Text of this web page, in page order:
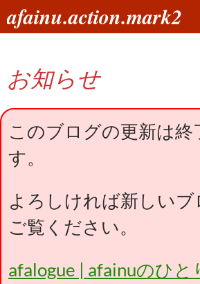
ン
へ
ス
キ
プ
afainu.action.mark2
索
お知らせ
このブログの更新は終
す。
よろしければ新しいブ
ご覧ください。
afalogue | afainuのひと